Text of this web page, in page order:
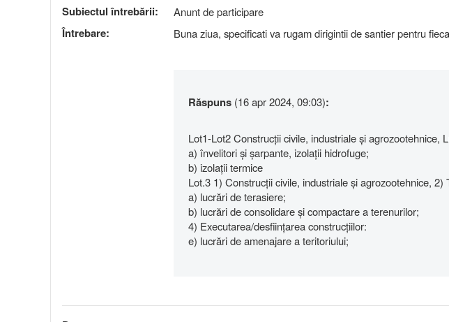
Subiectul întrebării: Anunt de participare
Întrebare: Buna ziua, specificati va rugam dirigintii de santier pentru
Răspuns (16 apr 2024, 09:03):
Lot1-Lot2 Construcții civile, industriale și agrozootehnice,
a) învelitori și șarpante, izolații hidrofuge;
b) izolații termice
Lot.3 1) Construcții civile, industriale și agrozootehnice,
a) lucrări de terasiere;
b) lucrări de consolidare și compactare a terenurilor;
4) Executarea/desființarea construcțiilor:
e) lucrări de amenajare a teritoriului;